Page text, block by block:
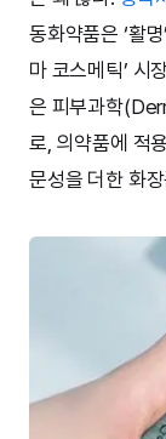
동화약품은 ‘활
마 코스메틱’ 시
은 피부과학
로, 의약품에 적
문성을 더한 화